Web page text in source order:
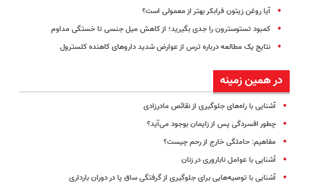
آیا روغن زیتون فرابکر بهتر از معمولی است؟
کمبود تستوسترون را جدی بگیرید؛ از کاهش میل جنسی تا خستگی مداوم
نتایج یک مطالعه درباره ترس از عوارض شدید داروهای کاهنده کلسترول
در همین زمینه
آشنایی با راه‌های جلوگیری از نقائص مادرزادی
چطور افسردگی پس از زایمان بوجود می‌آید؟
مفاهیم: حاملگی خارج از رحم چیست؟
آشنایی با عوامل ناباروری در زنان
آشنایی با توصیه‌هایی برای جلوگیری از گرفتگی ساق پا در دوران بارداری